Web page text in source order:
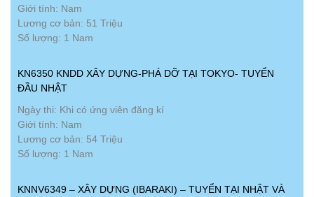
Giới tính: Nam
Lương cơ bản: 51 Triệu
Số lượng: 1 Nam
KN6350 KNDD XÂY DỰNG-PHÁ DỠ TẠI TOKYO- TUYỂN
ĐẦU NHẬT
Ngày thi: Khi có ứng viên đăng kí
Giới tính: Nam
Lương cơ bản: 54 Triệu
Số lượng: 1 Nam
KNNV6349 – XÂY DỰNG (IBARAKI) – TUYỂN TẠI NHẬT VÀ